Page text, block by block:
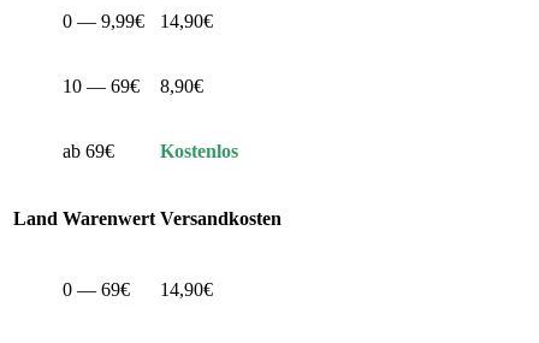
0 — 9,99€ 14,90€
10 — 69€ 8,90€
ab 69€ Kostenlos
Land Warenwert Versandkosten
0 — 69€ 14,90€